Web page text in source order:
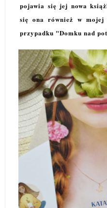
pojawia się jej nowa
się ona również w
przypadku "Domku nad